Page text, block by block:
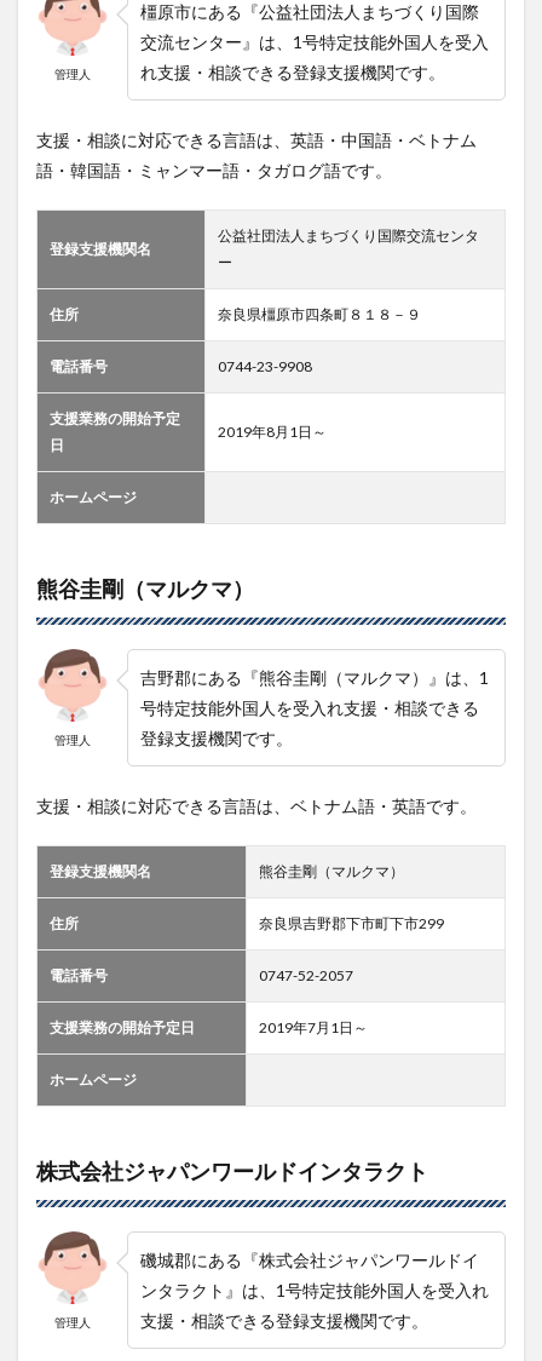
管理人
橿原市にある『公益社団法人まちづくり国際
交流センター』は、1号特定技能外国人を受入
れ支援・相談できる登録支援機関です。
支援・相談に対応できる言語は、英語・中国語・ベトナム
語・韓国語・ミャンマー語・タガログ語です。
登録支援機関名
公益社団法人まちづくり国際交流センタ
ー
住所 奈良県橿原市四条町８１８－９
電話番号 0744-23-9908
支援業務の開始予定
日
2019年8月1日～
ホームページ
熊谷圭剛（マルクマ）
管理人
吉野郡にある『熊谷圭剛（マルクマ）』は、1
号特定技能外国人を受入れ支援・相談できる
登録支援機関です。
支援・相談に対応できる言語は、ベトナム語・英語です。
登録支援機関名 熊谷圭剛（マルクマ）
住所 奈良県吉野郡下市町下市299
電話番号 0747-52-2057
支援業務の開始予定日 2019年7月1日～
ホームページ
株式会社ジャパンワールドインタラクト
管理人
磯城郡にある『株式会社ジャパンワールドイ
ンタラクト』は、1号特定技能外国人を受入れ
支援・相談できる登録支援機関です。